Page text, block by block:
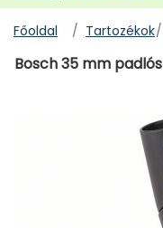
Főoldal Tartozékok
Bosch 35 mm